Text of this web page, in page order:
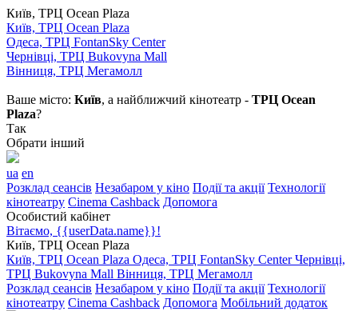
Київ, ТРЦ Ocean Plaza
Київ, ТРЦ Ocean Plaza
Одеса, ТРЦ FontanSky Center
Чернівці, ТРЦ Bukovyna Mall
Вінниця, ТРЦ Мегамолл
Ваше місто: Київ, а найближчий кінотеатр - ТРЦ Ocean
Plaza?
Так
Обрати інший
ua en
Розклад сеансів Незабаром у кіно Події та акції Технології
кінотеатру Cinema Cashback Допомога
Особистий кабінет
Вітаємо, {{userData.name}}!
Київ, ТРЦ Ocean Plaza
Київ, ТРЦ Ocean Plaza Одеса, ТРЦ FontanSky CenterЧернівці,
ТРЦ Bukovyna Mall Вінниця, ТРЦ Мегамолл
Розклад сеансів Незабаром у кіно Події та акції Технології
кінотеатру Cinema Cashback Допомога Мобільний додаток